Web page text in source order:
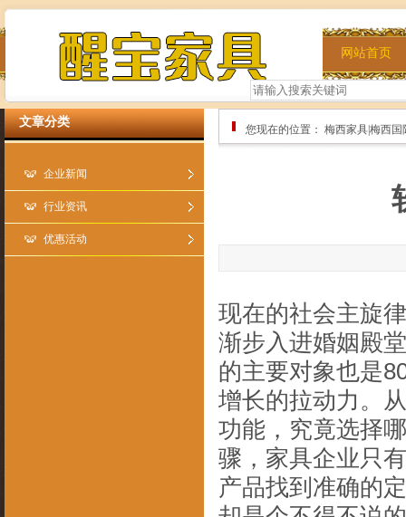
网站首页
文章分类
企业新闻
行业资讯
优惠活动
您现在的位置： 梅西家具|梅西国
现在的社会主旋
渐步入进婚姻殿
的主要对象也是
增长的拉动力。
功能，究竟选择
骤，家具企业只
产品找到准确的